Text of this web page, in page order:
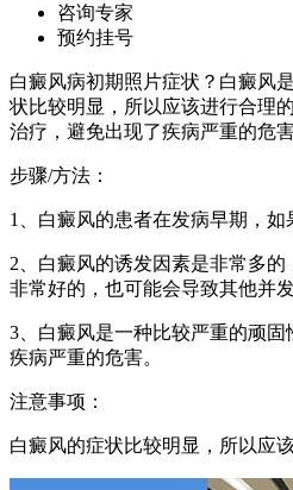
咨询专家
预约挂号
白癜风病初期照片症状？白癜风
状比较明显，所以应该进行合理
治疗，避免出现了疾病严重的危害
步骤/方法：
1、白癜风的患者在发病早期，
2、白癜风的诱发因素是非常多
非常好的，也可能会导致其他并发
3、白癜风是一种比较严重的顽
疾病严重的危害。
注意事项：
白癜风的症状比较明显，所以应